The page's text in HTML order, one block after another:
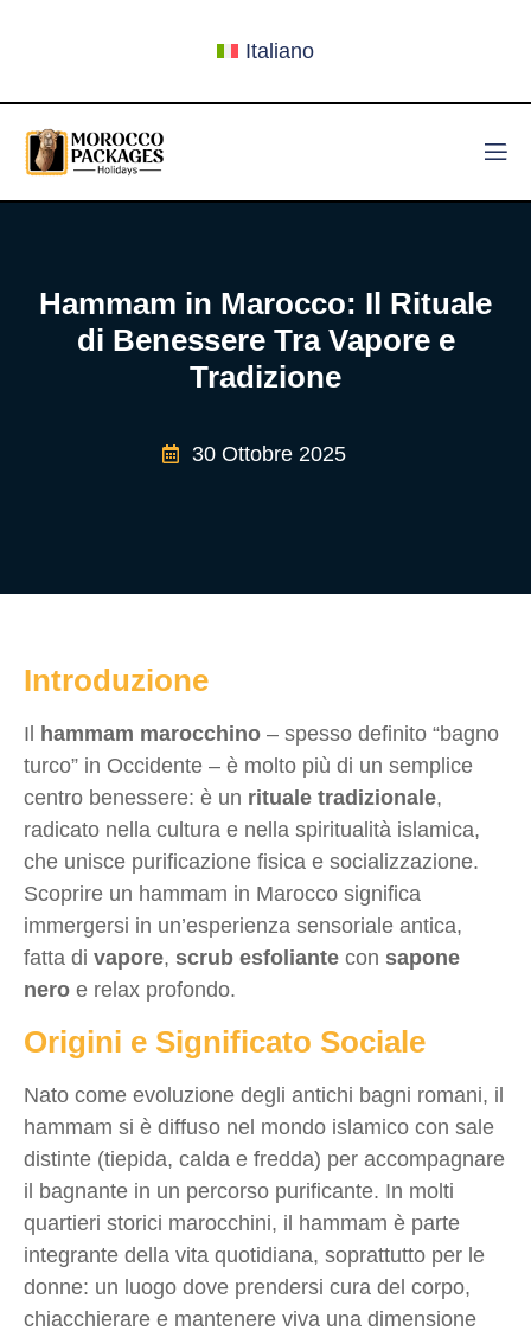
Italiano
Hammam in Marocco: Il Rituale
di Benessere Tra Vapore e
Tradizione
30 Ottobre 2025
Introduzione
Il hammam marocchino – spesso definito “bagno
turco” in Occidente – è molto più di un semplice
centro benessere: è un rituale tradizionale,
radicato nella cultura e nella spiritualità islamica,
che unisce purificazione fisica e socializzazione.
Scoprire un hammam in Marocco significa
immergersi in un’esperienza sensoriale antica,
fatta di vapore, scrub esfoliante con sapone
nero e relax profondo.
Origini e Significato Sociale
Nato come evoluzione degli antichi bagni romani, il
hammam si è diffuso nel mondo islamico con sale
distinte (tiepida, calda e fredda) per accompagnare
il bagnante in un percorso purificante. In molti
quartieri storici marocchini, il hammam è parte
integrante della vita quotidiana, soprattutto per le
donne: un luogo dove prendersi cura del corpo,
chiacchierare e mantenere viva una dimensione